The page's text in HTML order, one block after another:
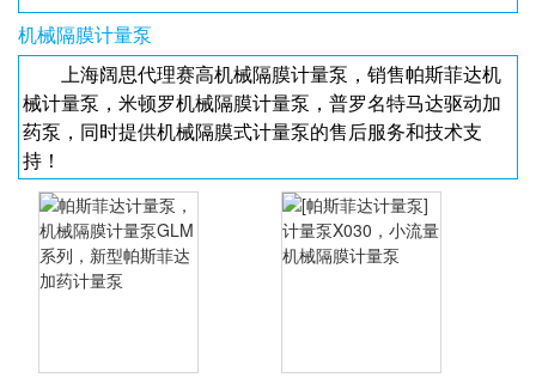
机械隔膜计量泵
上海阔思代理赛高机械隔膜计量泵，销售帕斯菲达机
械计量泵，米顿罗机械隔膜计量泵，普罗名特马达驱动加
药泵，同时提供机械隔膜式计量泵的售后服务和技术支
持！